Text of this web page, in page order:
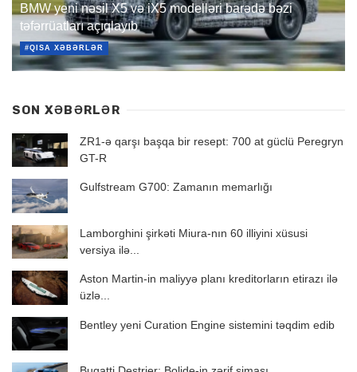
BMW yeni nəsil X5 və iX5 modelləri barədə bəzi
təfərrüatları açıqlayıb
#QISA XƏBƏRLƏR
SON XƏBƏRLƏR
ZR1-ə qarşı başqa bir resept: 700 at güclü Peregryn
GT-R
Gulfstream G700: Zamanın memarlığı
Lamborghini şirkəti Miura-nın 60 illiyini xüsusi
versiya ilə...
Aston Martin-in maliyyə planı kreditorların etirazı ilə
üzlə...
Bentley yeni Curation Engine sistemini təqdim edib